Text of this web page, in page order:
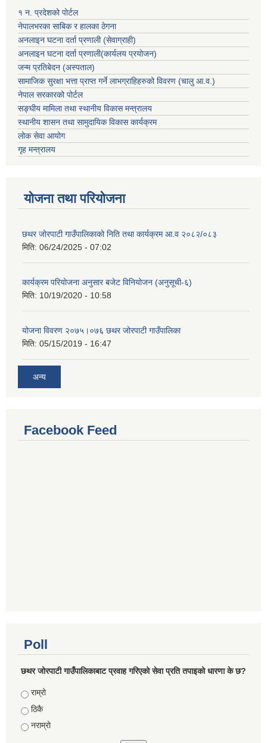
१ न. प्रदेशको पोर्टल
नेपालभरका साबिक र हालका ठेगना
अनलाइन घटना दर्ता प्रणाली (सेवाग्राही)
अनलाइन घटना दर्ता प्रणाली(कार्यलय प्रयोजन)
जन्म प्रतिबेदन (अस्पताल)
सामाजिक सुरक्षा भत्ता प्राप्त गर्ने लाभग्राहिहरुको विवरण (चालु आ.व.)
नेपाल सरकारको पोर्टल
सङ्घीय मामिला तथा स्थानीय विकास मन्त्रालय
स्थानीय शासन तथा सामुदायिक विकास कार्यक्रम
लोक सेवा आयोग
गृह मन्त्रालय
योजना तथा परियोजना
छथर जोरपाटी गाउँपालिकाको निति तथा कार्यक्रम आ.व २०८२/०८३
मिति: 06/24/2025 - 07:02
कार्यक्रम परियोजना अनुसार बजेट विनियोजन (अनुसूची-६)
मिति: 10/19/2020 - 10:58
योजना विवरण २०७५।०७६ छथर जोरपाटी गाउँपालिका
मिति: 05/15/2019 - 16:47
अन्य
Facebook Feed
Poll
छथर जोरपाटी गाउँपालिकाबाट प्रवाह गरिएको सेवा प्रति तपाइको धारणा के छ?
Choices
राम्रो
ठिकै
नराम्रो